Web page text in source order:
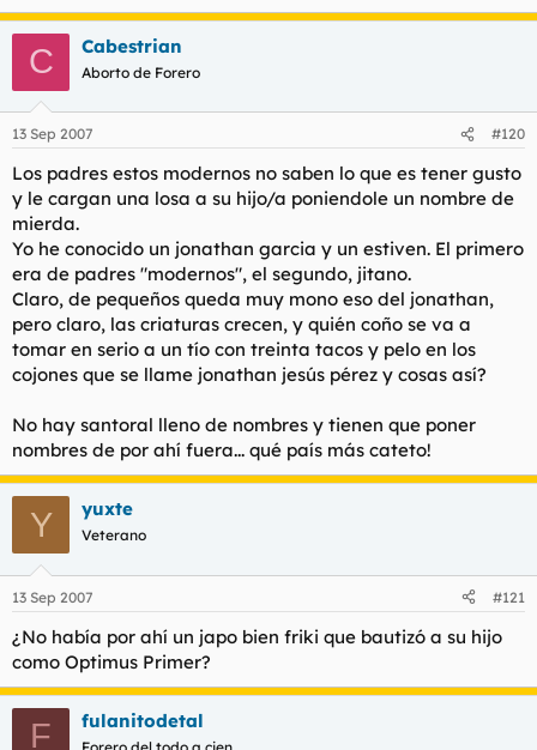
C Cabestrian
Aborto de Forero
13 Sep 2007 #120
Los padres estos modernos no saben lo que es tener gusto
y le cargan una losa a su hijo/a poniendole un nombre de
mierda.
Yo he conocido un jonathan garcia y un estiven. El primero
era de padres "modernos", el segundo, jitano.
Claro, de pequeños queda muy mono eso del jonathan,
pero claro, las criaturas crecen, y quién coño se va a
tomar en serio a un tío con treinta tacos y pelo en los
cojones que se llame jonathan jesús pérez y cosas así?
No hay santoral lleno de nombres y tienen que poner
nombres de por ahí fuera... qué país más cateto!
Y yuxte
Veterano
13 Sep 2007 #121
¿No había por ahí un japo bien friki que bautizó a su hijo
como Optimus Primer?
F fulanitodetal
Forero del todo a cien